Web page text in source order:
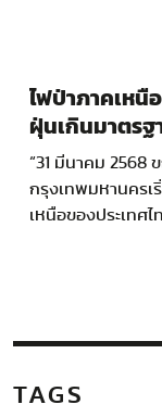
ไฟป่าภาคเหนื
ฝุ่นเกินมาตรฐ
“31 มีนาคม 2568
กรุงเทพมหานครเ
เหนือของประเทศ
TAGS